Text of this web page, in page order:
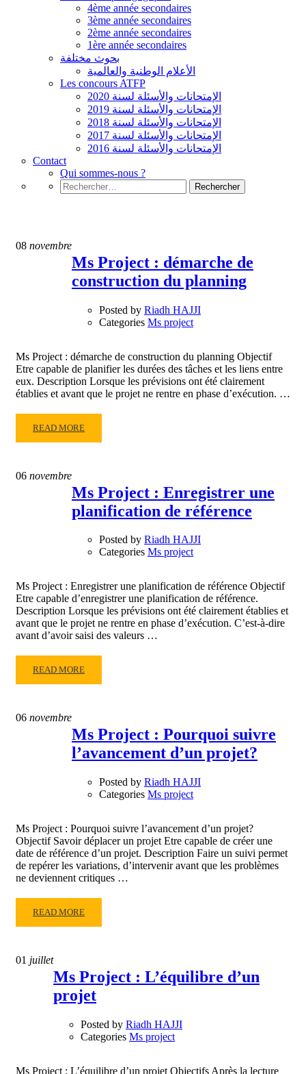
4ème année secondaires
3ème année secondaires
2ème année secondaires
1ère année secondaires
بحوث مختلفة
الأعلام الوطنية والعالمية
Les concours ATFP
الإمتحانات والأسئلة لسنة 2020
الإمتحانات والأسئلة لسنة 2019
الإمتحانات والأسئلة لسنة 2018
الإمتحانات والأسئلة لسنة 2017
الإمتحانات والأسئلة لسنة 2016
Contact
Qui sommes-nous ?
Rechercher :
08 novembre
Ms Project : démarche de
construction du planning
Posted by Riadh HAJJI
Categories Ms project
Ms Project : démarche de construction du planning Objectif
Etre capable de planifier les durées des tâches et les liens entre
eux. Description Lorsque les prévisions ont été clairement
établies et avant que le projet ne rentre en phase d’exécution. …
READ
MORE
PROJECT
DÉMARCHE
CONSTRUCTION
READ MORE
06 novembre
Ms Project : Enregistrer une
planification de référence
Posted by Riadh HAJJI
Categories Ms project
Ms Project : Enregistrer une planification de référence Objectif
Etre capable d’enregistrer une planification de référence.
Description Lorsque les prévisions ont été clairement établies et
avant que le projet ne rentre en phase d’exécution. C’est-à-dire
avant d’avoir saisi des valeurs …
READ
MORE
PROJECT
ENREGISTRER
PLANIFICATION
READ MORE
06 novembre
Ms Project : Pourquoi suivre
l’avancement d’un projet?
Posted by Riadh HAJJI
Categories Ms project
Ms Project : Pourquoi suivre l’avancement d’un projet?
Objectif Savoir déplacer un projet Etre capable de créer une
date de référence d’un projet. Description Faire un suivi permet
de repérer les variations, d’intervenir avant que les problèmes
ne deviennent critiques …
READ
MORE
PROJECT
POURQUOI
SUIVRE
L’AVANCEMENT
READ MORE
01 juillet
Ms Project : L’équilibre d’un
projet
Posted by Riadh HAJJI
Categories Ms project
Ms Project : L’équilibre d’un projet Objectifs Après la lecture